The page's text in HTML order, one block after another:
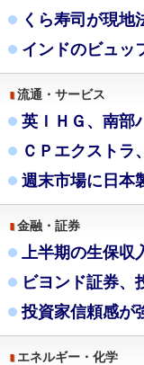
くら寿司が現地
インドのビュッ
流通・サービス
英ＩＨＧ、南部
ＣＰエクストラ
週末市場に日本
金融・証券
上半期の生保収
ビヨンド証券、
投資家信頼感が
エネルギー・化学